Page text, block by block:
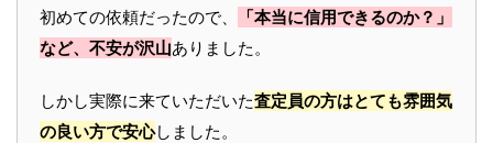
初めての依頼だったので、
「本当に信用できるのか？」
など、不安が沢山ありました。
しかし実際に来ていただいた査定員の方はとても雰囲気
の良い方で安心しました。